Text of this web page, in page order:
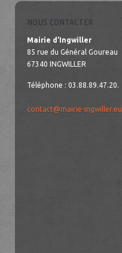
NOUS CONTACTER
Mairie d’Ingwiller
85 rue du Général Goureau
67340 INGWILLER
Téléphone : 03.88.89.47.20.
contact@mairie-ingwiller.eu